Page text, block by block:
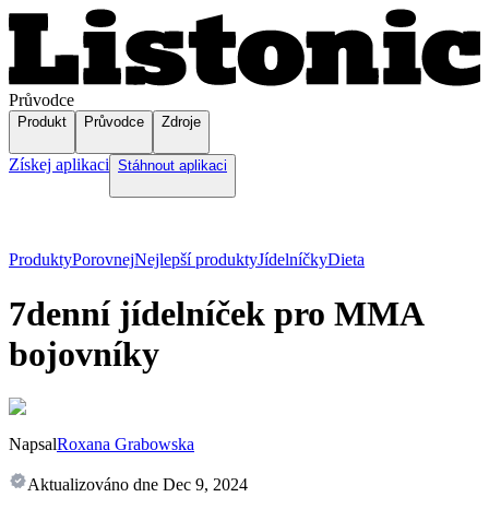
Průvodce
Produkt Průvodce Zdroje
Získej aplikaci Stáhnout aplikaci
ProduktyPorovnejNejlepší produktyJídelníčkyDieta
7denní jídelníček pro MMA
bojovníky
NapsalRoxana Grabowska
Aktualizováno dne Dec 9, 2024